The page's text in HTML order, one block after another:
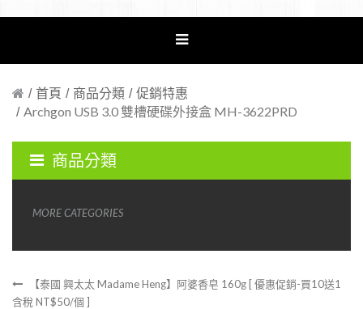
首頁 商品分類
促銷特惠
Archgon USB 3.0 雙槽硬碟外接盒 MH-3622PRD
商品分類
MORE CATEGORIES
【泰國 興太太 Madame Heng】阿婆香皂 160g [ 優惠促銷-買10送1
含稅 NT$50/個 ]